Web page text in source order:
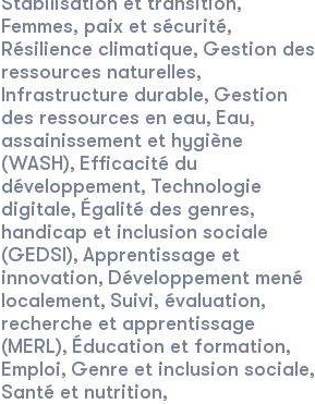
,
Femmes, paix et sécurité,
Résilience climatique, Gestion des
ressources naturelles,
Infrastructure durable, Gestion
des ressources en eau, Eau,
assainissement et hygiène
(WASH), Efficacité du
développement, Technologie
digitale, Égalité des genres,
handicap et inclusion sociale
(GEDSI), Apprentissage et
innovation, Développement mené
localement, Suivi, évaluation,
recherche et apprentissage
(MERL), Éducation et formation,
Emploi, Genre et inclusion sociale,
Santé et nutrition,